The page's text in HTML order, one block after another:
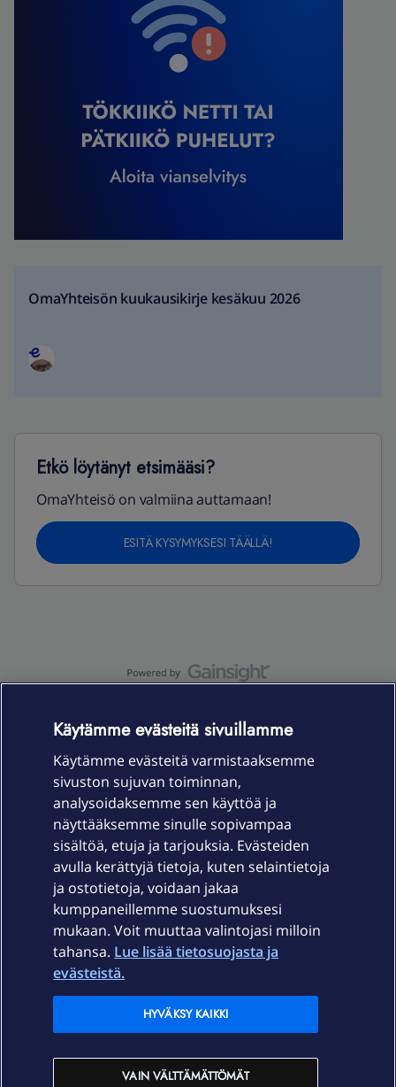
OmaYhteisön kuukausikirje kesäkuu 2026
Etkö löytänyt etsimääsi?
OmaYhteisö on valmiina auttamaan!
ESITÄ KYSYMYKSESI TÄÄLLÄ!
Laitteet & liittymät
Palvelut
Ajankohtaista
Elisa Oyj
In English
Käytämme evästeitä sivuillamme
Käytämme evästeitä varmistaaksemme
sivuston sujuvan toiminnan,
analysoidaksemme sen käyttöä ja
näyttääksemme sinulle sopivampaa
sisältöä, etuja ja tarjouksia. Evästeiden
avulla kerättyjä tietoja, kuten selaintietoja
ja ostotietoja, voidaan jakaa
kumppaneillemme suostumuksesi
mukaan. Voit muuttaa valintojasi milloin
tahansa. Lue lisää tietosuojasta ja
evästeistä.
VAIN VÄLTTÄMÄTTÖMÄT
HYVÄKSY KAIKKI